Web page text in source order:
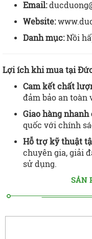
Email:
Website:
Danh mục:Nồi
Lợi ích khi mua tại
Cam kết chất
đảm bảo an
Giao hàng nhanh
quốc với chính
Hỗ trợ kỹ thuật
chuyên gia, giải
sử dụng.
SẢN